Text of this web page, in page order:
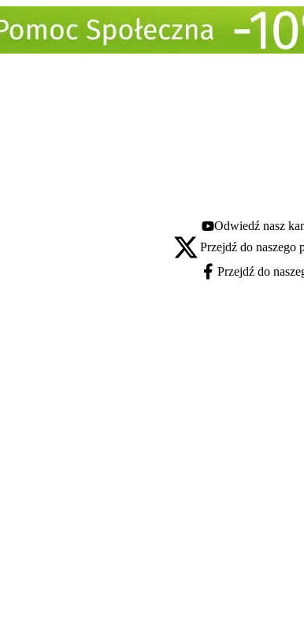
Youtube - otwiera się w
Odwiedź nasz
X - otwiera się w nowej karcie
Przejdź do
Facebook - otwiera się w
Przejdź do